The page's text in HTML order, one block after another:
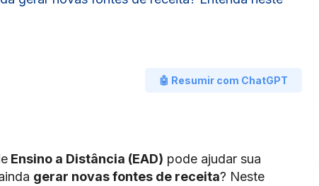
🤖 Resumir com ChatGPT
Ensino a Distância (EAD) pode ajudar sua
gerar novas fontes de receita? Neste